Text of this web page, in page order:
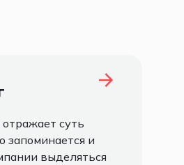
для вас время.
суть
запоминается и
выделяться